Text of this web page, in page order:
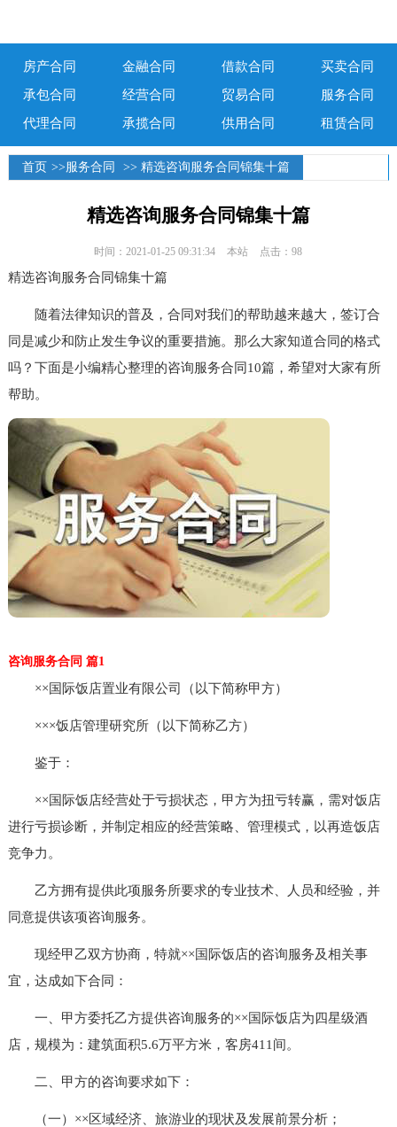
房产合同 金融合同 借款合同
买卖合同
承包合同
经营合同 贸易合同
服务合同
代理合同
承揽合同 供用合同 租赁合同
首页 >> 服务合同 >> 精选咨询服务合同锦集十篇
精选咨询服务合同锦集十篇
时间：2021-01-25 09:31:34 本站 点击：98
精选咨询服务合同锦集十篇
随着法律知识的普及，合同对我们的帮助越来越大，签订合
同是减少和防止发生争议的重要措施。那么大家知道合同的格式
吗？下面是小编精心整理的咨询服务合同10篇，希望对大家有所
帮助。
咨询服务合同 篇1
××国际饭店置业有限公司（以下简称甲方）
×××饭店管理研究所（以下简称乙方）
鉴于：
××国际饭店经营处于亏损状态，甲方为扭亏转赢，需对饭店
进行亏损诊断，并制定相应的经营策略、管理模式，以再造饭店
竞争力。
乙方拥有提供此项服务所要求的专业技术、人员和经验，并
同意提供该项咨询服务。
现经甲乙双方协商，特就××国际饭店的咨询服务及相关事
宜，达成如下合同：
一、甲方委托乙方提供咨询服务的××国际饭店为四星级酒
店，规模为：建筑面积5.6万平方米，客房411间。
二、甲方的咨询要求如下：
（一）××区域经济、旅游业的现状及发展前景分析；